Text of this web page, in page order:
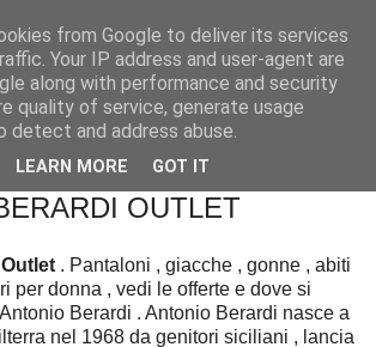
OUTLET
. Pantaloni , giacche , gonne , abiti
per donna , vedi le offerte e dove si
Berardi . Antonio Berardi nasce a
nel 1968 da genitori siciliani , lancia
from Google to deliver its services
Your IP address and user-agent are
along with performance and security
quality of service, generate usage
detect and address abuse.
LEARN MORE GOT IT